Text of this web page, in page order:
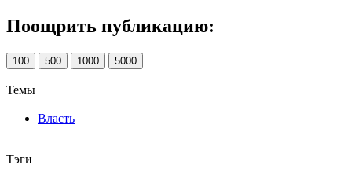
Поощрить публикацию:
100 500 1000 5000
Темы
Власть
Тэги